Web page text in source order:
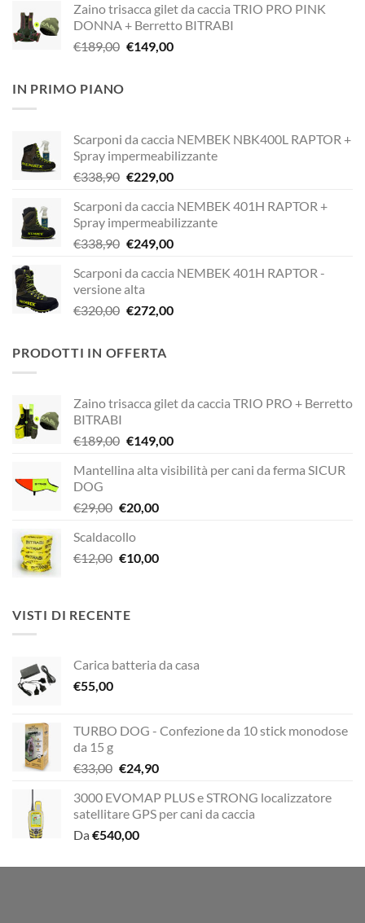
originale
era:
€338,90.
attuale
è:
€249,00.
Zaino trisacca gilet da caccia TRIO PRO PINK
DONNA + Berretto BITRABI
€189,00 Il
€149,00Il
IN PRIMO PIANO
Scarponi da caccia NEMBEK NBK400L RAPTOR +
Spray impermeabilizzante
€338,90 Il
originale
era:
€338,90.
€229,00Il
attuale
è:
€229,00.
Scarponi da caccia NEMBEK 401H RAPTOR +
Spray impermeabilizzante
€338,90 Il
originale
era:
€338,90.
€249,00Il
attuale
€249,00.
Scarponi da caccia NEMBEK 401H RAPTOR -
versione alta
€320,00 Il
era:
€272,00Il
PRODOTTI IN OFFERTA
Zaino trisacca gilet da caccia TRIO PRO + Berretto
BITRABI
€189,00 Il
originale
€189,00.
€149,00Il
attuale
Mantellina alta visibilità per cani da ferma SICUR
DOG
€29,00 Il
originale
era:
€20,00Il
è:
Scaldacollo
€12,00 Il
era:
€12,00.
€10,00Il
VISTI DI RECENTE
Carica batteria da casa
€55,00
TURBO DOG - Confezione da 10 stick monodose
da 15 g
€33,00 Il
originale
era:
€33,00.
€24,90Il
attuale
è:
3000 EVOMAP PLUS e STRONG localizzatore
satellitare GPS per cani da caccia
Da €540,00